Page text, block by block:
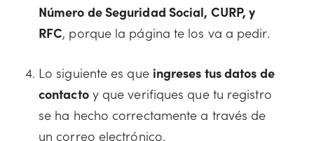
Número de Seguridad Social, CURP, y
RFC, porque la página te los va a pedir.
Lo siguiente es que ingreses tus datos de
contactoy que verifiques que tu registro
se ha hecho correctamente a través de
un correo electrónico.